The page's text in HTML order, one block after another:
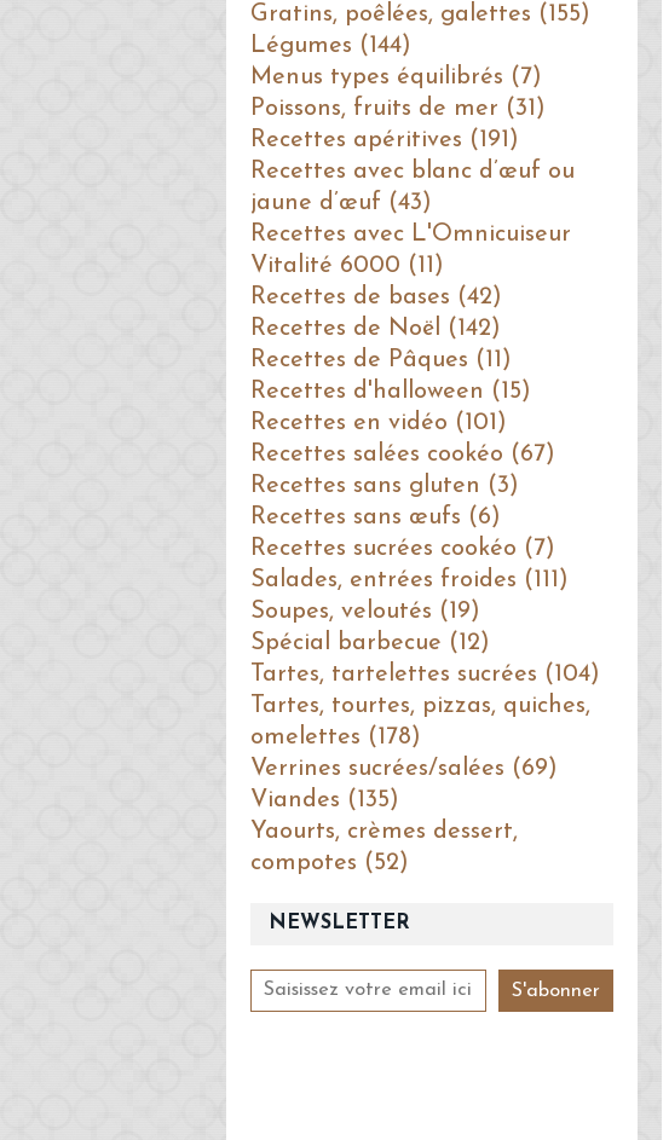
NEWSLETTER
Gratins, poêlées, galettes (155)
Légumes (144)
Menus types équilibrés (7)
Poissons, fruits de mer (31)
Recettes apéritives (191)
Recettes avec blanc d’œuf ou
jaune d’œuf (43)
Recettes avec L'Omnicuiseur
Vitalité 6000 (11)
Recettes de bases (42)
Recettes de Noël (142)
Recettes de Pâques (11)
Recettes d'halloween (15)
Recettes en vidéo (101)
Recettes salées cookéo (67)
Recettes sans gluten (3)
Recettes sans œufs (6)
Recettes sucrées cookéo (7)
Salades, entrées froides (111)
Soupes, veloutés (19)
Spécial barbecue (12)
Tartes, tartelettes sucrées (104)
Tartes, tourtes, pizzas, quiches,
omelettes (178)
Verrines sucrées/salées (69)
Viandes (135)
Yaourts, crèmes dessert,
compotes (52)